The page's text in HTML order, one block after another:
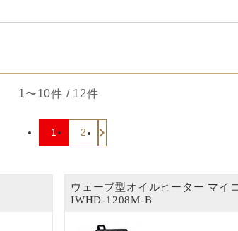
1〜10件 / 12件
1 2
ウェーブ型オイルヒーター マイ
IWHD-1208M-B